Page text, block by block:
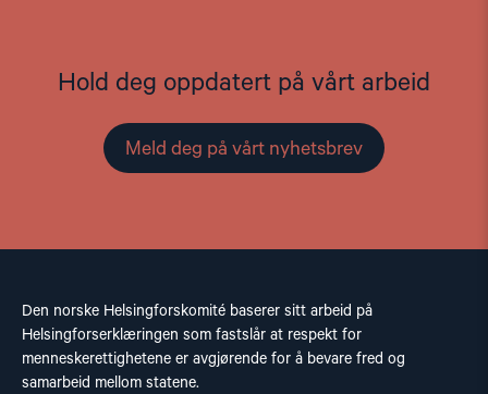
Hold deg oppdatert på vårt arbeid
Meld deg på vårt nyhetsbrev
Den norske Helsingforskomité baserer sitt arbeid på
Helsingforserklæringen som fastslår at respekt for
menneskerettighetene er avgjørende for å bevare fred og
samarbeid mellom statene.